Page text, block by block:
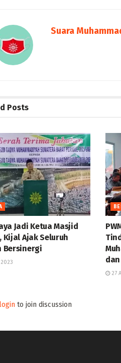
Suara
Posts
Jadi Ketua Masjid
Kijal Ajak Seluruh
Bersinergi
dan
27
login to join discussion